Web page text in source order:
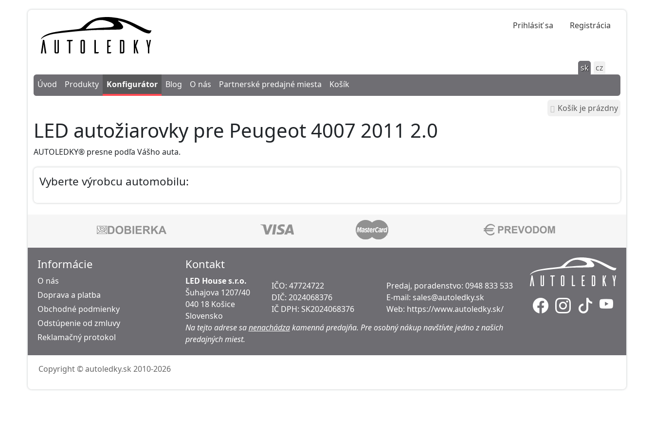
Prihlásiť sa Registrácia
sk
cz
Úvod
Produkty Konfigurátor Blog O nás Partnerské predajné miesta Košík
Košík je prázdny
LED autožiarovky pre Peugeot 4007 2011 2.0
AUTOLEDKY® presne podľa Vášho auta.
Vyberte výrobcu automobilu:
Informácie
O nás
Doprava a platba
Obchodné podmienky
Odstúpenie od zmluvy
Reklamačný protokol
Kontakt
LED House s.r.o.
Šuhajova 1207/40
040 18 Košice
Slovensko
IČO: 47724722
DIČ: 2024068376
IČ DPH: SK2024068376
Predaj, poradenstvo: 0948 833 533
E-mail: sales@autoledky.sk
Web: https://www.autoledky.sk/
Na tejto adrese sanenachádzakamenná predajňa. Pre osobný nákup navštívte jedno z našich
predajných miest.
Copyright © autoledky.sk 2010-2026